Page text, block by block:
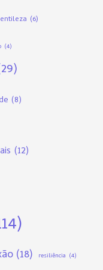
(6)
(4)
(8)
(12)
(18) resiliência (4)